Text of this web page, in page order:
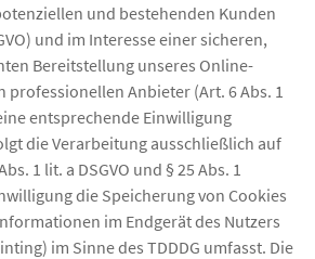
und bestehenden Kunden
und im Interesse einer sicheren,
Bereitstellung unseres Online-
professionellen Anbieter (Art. 6 Abs. 1
entsprechende Einwilligung
die Verarbeitung ausschließlich auf
1 lit. a DSGVO und § 25 Abs. 1
die Speicherung von Cookies
im Endgerät des Nutzers
im Sinne des TDDDG umfasst. Die